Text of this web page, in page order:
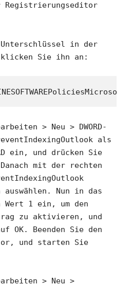
Registrierungseditor
Unterschlüssel in der
Sie ihn an:
> Neu > DWORD-
als
ein, und drücken Sie
mit der rechten
Nun in das
Wert 1 ein, um den
zu aktivieren, und
OK. Beenden Sie den
und starten Sie
> Neu >